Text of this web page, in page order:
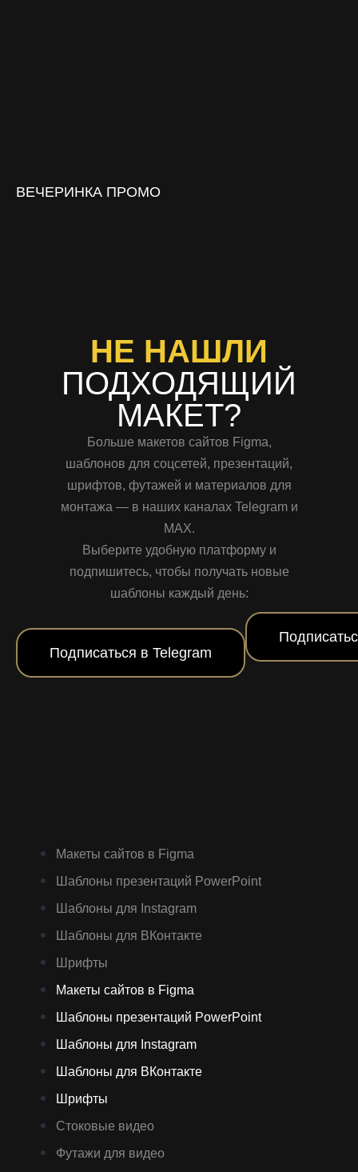
ВЕЧЕРИНКА ПРОМО
НЕ НАШЛИ
ПОДХОДЯЩИЙ
МАКЕТ?
Больше макетов сайтов Figma,
шаблонов для соцсетей, презентаций,
шрифтов, футажей и материалов для
монтажа — в наших каналах Telegram и
MAX.
Выберите удобную платформу и
подпишитесь, чтобы получать новые
шаблоны каждый день:
Подписаться в Telegram
Макеты сайтов в Figma
Шаблоны презентаций PowerPoint
Шаблоны для Instagram
Шаблоны для ВКонтакте
Шрифты
Макеты сайтов в Figma
Шаблоны презентаций PowerPoint
Шаблоны для Instagram
Шаблоны для ВКонтакте
Шрифты
Стоковые видео
Футажи для видео